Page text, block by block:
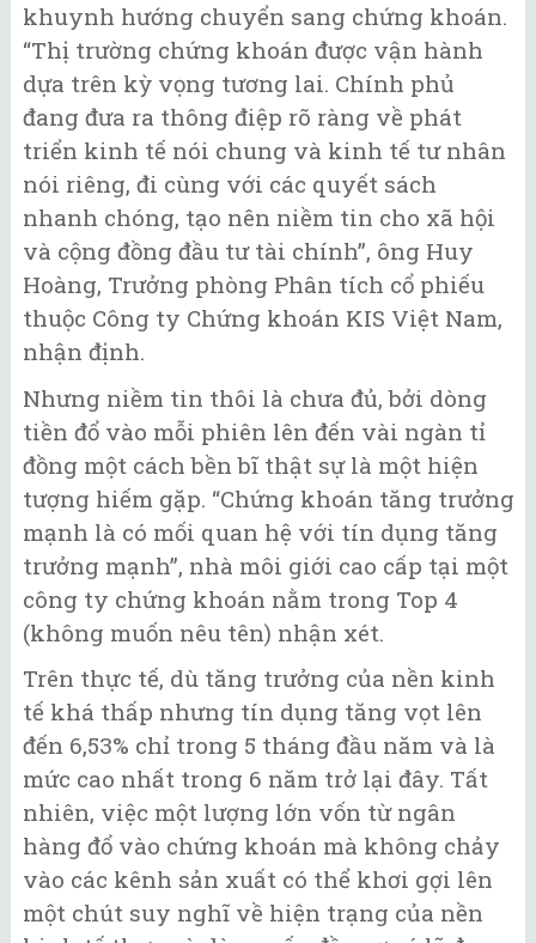
khuynh hướng chuyển sang chứng khoán.
“Thị trường chứng khoán được vận hành
dựa trên kỳ vọng tương lai. Chính phủ
đang đưa ra thông điệp rõ ràng về phát
triển kinh tế nói chung và kinh tế tư nhân
nói riêng, đi cùng với các quyết sách
nhanh chóng, tạo nên niềm tin cho xã hội
và cộng đồng đầu tư tài chính”, ông Huy
Hoàng, Trưởng phòng Phân tích cổ phiếu
thuộc Công ty Chứng khoán KIS Việt Nam,
nhận định.
Nhưng niềm tin thôi là chưa đủ, bởi dòng
tiền đổ vào mỗi phiên lên đến vài ngàn tỉ
đồng một cách bền bĩ thật sự là một hiện
tượng hiếm gặp. “Chứng khoán tăng trưởng
mạnh là có mối quan hệ với tín dụng tăng
trưởng mạnh”, nhà môi giới cao cấp tại một
công ty chứng khoán nằm trong Top 4
(không muốn nêu tên) nhận xét.
Trên thực tế, dù tăng trưởng của nền kinh
tế khá thấp nhưng tín dụng tăng vọt lên
đến 6,53% chỉ trong 5 tháng đầu năm và là
mức cao nhất trong 6 năm trở lại đây. Tất
nhiên, việc một lượng lớn vốn từ ngân
hàng đổ vào chứng khoán mà không chảy
vào các kênh sản xuất có thể khơi gợi lên
một chút suy nghĩ về hiện trạng của nền